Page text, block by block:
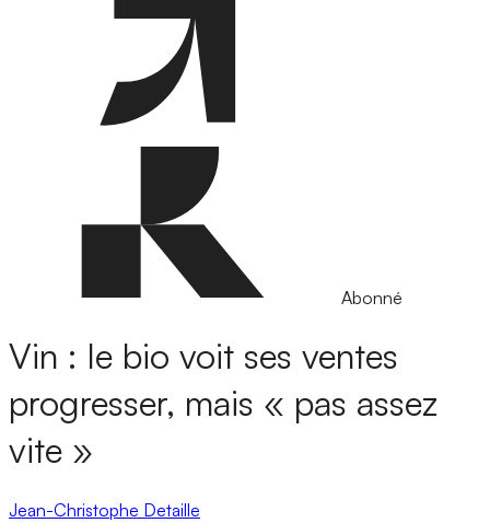
Abonné
Vin : le bio voit ses ventes
progresser, mais « pas assez
vite »
Jean-Christophe Detaille